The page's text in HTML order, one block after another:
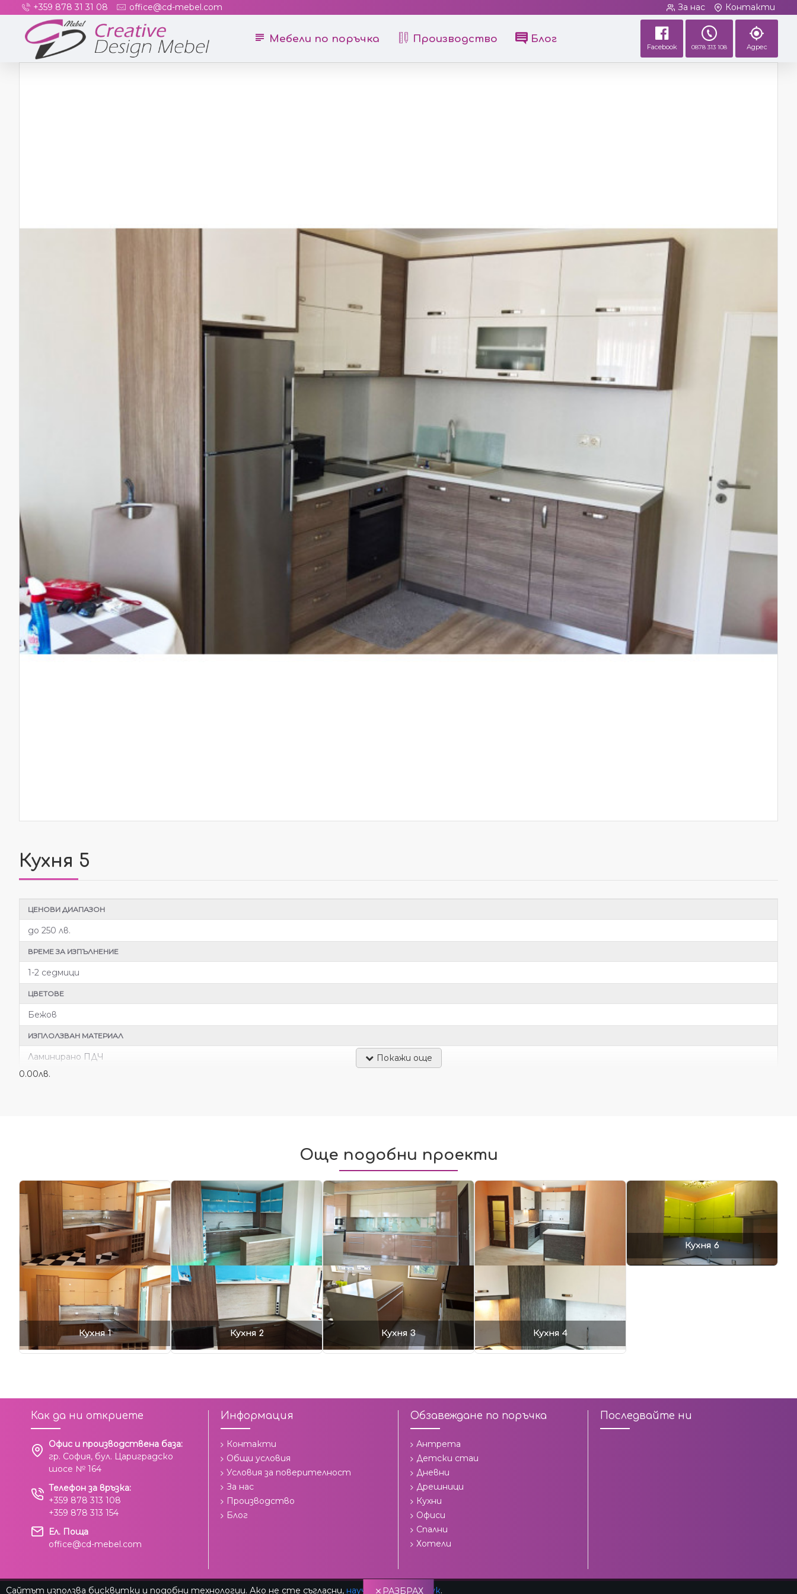
+359 878 31 31 08 office@cd-mebel.com За нас Контакти
Мебели по поръчка Производство Блог
Facebook 0878 313 108 Адрес
Кухня 5
ЦЕНОВИ ДИАПАЗОН
до 250 лв.
ВРЕМЕ ЗА ИЗПЪЛНЕНИЕ
1-2 седмици
ЦВЕТОВЕ
Бежов
ИЗПЛОЛЗВАН МАТЕРИАЛ
Ламинирано ПДЧ
0.00лв.
Още подобни проекти
Кухня 1 Кухня 2 Кухня 3 Кухня 4
Кухня 6
Как да ни откриете
Офис и производствена база:
гр. София, бул. Цариградско
шосе № 164
Телефон за връзка:
+359 878 313 108
+359 878 313 154
Ел. Поща
office@cd-mebel.com
Информация
Контакти
Общи условия
Условия за поверителност
За нас
Производство
Блог
Обзавеждане по поръчка
Антрета
Детски стаи
Дневни
Дрешници
Кухни
Офиси
Спални
Хотели
Последвайте ни
РАЗБРАХ
Сайтът използва бисквитки и подобни технологии. Ако не сте съгласни, научете повече тук.